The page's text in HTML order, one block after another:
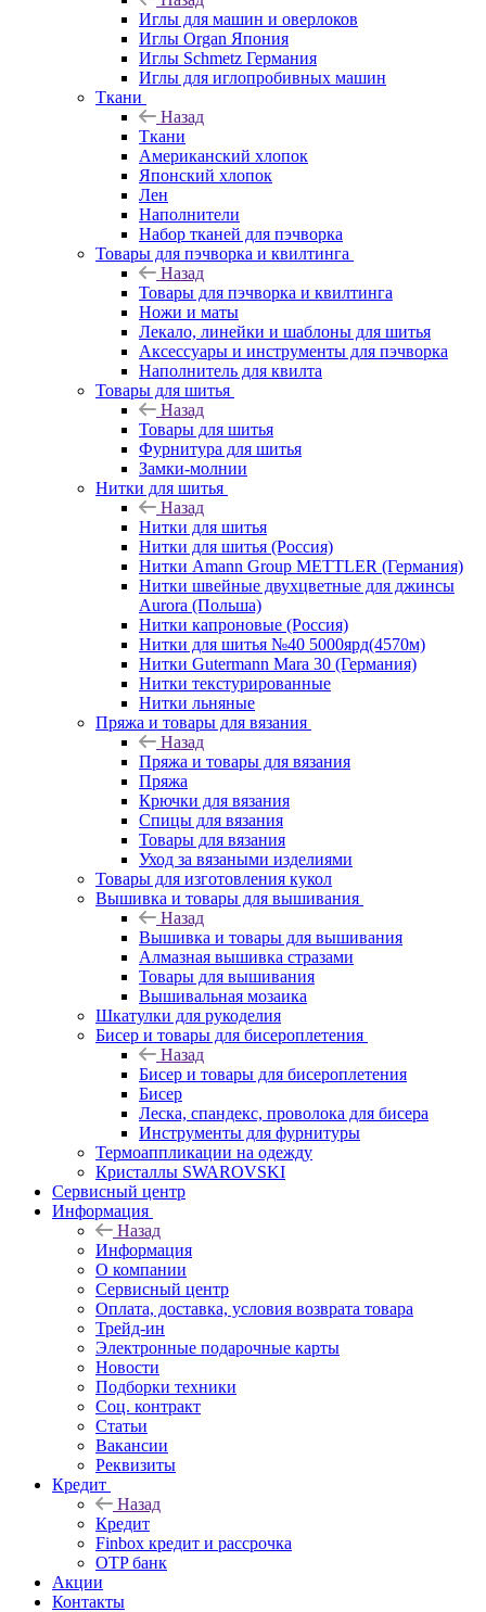
Иглы для машин и оверлоков
Иглы Organ Япония
Иглы Schmetz Германия
Иглы для иглопробивных машин
Ткани
Назад
Ткани
Американский хлопок
Японский хлопок
Лен
Наполнители
Набор тканей для пэчворка
Товары для пэчворка и квилтинга
Назад
Товары для пэчворка и квилтинга
Ножи и маты
Лекало, линейки и шаблоны для шитья
Аксессуары и инструменты для пэчворка
Наполнитель для квилта
Товары для шитья
Назад
Товары для шитья
Фурнитура для шитья
Замки-молнии
Нитки для шитья
Назад
Нитки для шитья
Нитки для шитья (Россия)
Нитки Amann Group METTLER (Германия)
Нитки швейные двухцветные для джинсы
Aurora (Польша)
Нитки капроновые (Россия)
Нитки для шитья №40 5000ярд(4570м)
Нитки Gutermann Mara 30 (Германия)
Нитки текстурированные
Нитки льняные
Пряжа и товары для вязания
Назад
Пряжа и товары для вязания
Пряжа
Крючки для вязания
Спицы для вязания
Товары для вязания
Уход за вязаными изделиями
Товары для изготовления кукол
Вышивка и товары для вышивания
Назад
Вышивка и товары для вышивания
Алмазная вышивка стразами
Товары для вышивания
Вышивальная мозаика
Шкатулки для рукоделия
Бисер и товары для бисероплетения
Назад
Бисер и товары для бисероплетения
Бисер
Леска, спандекс, проволока для бисера
Инструменты для фурнитуры
Термоаппликации на одежду
Кристаллы SWAROVSKI
Сервисный центр
Информация
Назад
Информация
О компании
Сервисный центр
Оплата, доставка, условия возврата товара
Трейд-ин
Электронные подарочные карты
Новости
Подборки техники
Соц. контракт
Статьи
Вакансии
Реквизиты
Кредит
Назад
Кредит
Finbox кредит и рассрочка
OTP банк
Акции
Контакты